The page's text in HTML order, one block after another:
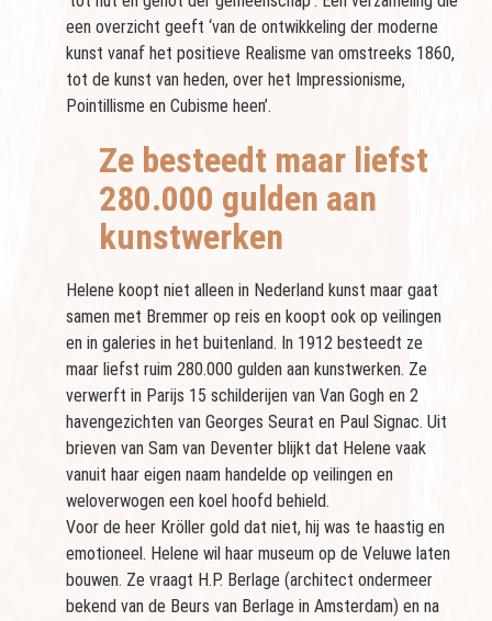
een overzicht geeft ‘van de ontwikkeling der moderne
kunst vanaf het positieve Realisme van omstreeks 1860,
tot de kunst van heden, over het Impressionisme,
Pointillisme en Cubisme heen’.
Ze besteedt maar liefst
280.000 gulden aan
kunstwerken
Helene koopt niet alleen in Nederland kunst maar gaat
samen met Bremmer op reis en koopt ook op veilingen
en in galeries in het buitenland. In 1912 besteedt ze
maar liefst ruim 280.000 gulden aan kunstwerken. Ze
verwerft in Parijs 15 schilderijen van Van Gogh en 2
havengezichten van Georges Seurat en Paul Signac. Uit
brieven van Sam van Deventer blijkt dat Helene vaak
vanuit haar eigen naam handelde op veilingen en
weloverwogen een koel hoofd behield.
Voor de heer Kröller gold dat niet, hij was te haastig en
emotioneel. Helene wil haar museum op de Veluwe laten
bouwen. Ze vraagt H.P. Berlage (architect ondermeer
bekend van de Beurs van Berlage in Amsterdam) en na